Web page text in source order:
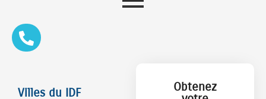
Villes du IDF
Obtenez